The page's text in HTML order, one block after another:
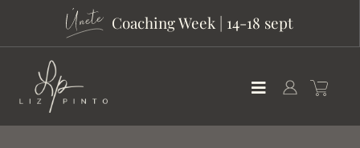
Coaching Week | 14-18 sept